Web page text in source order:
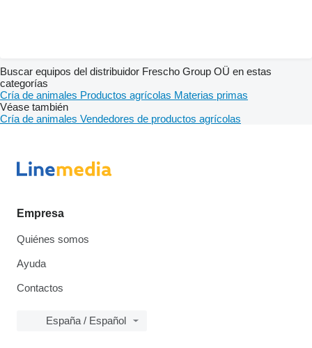
Buscar equipos del distribuidor Frescho Group OÜ en estas
categorías
Cría de animales Productos agrícolas Materias primas
Véase también
Cría de animales Vendedores de productos agrícolas
Empresa
Quiénes somos
Ayuda
Contactos
España / Español